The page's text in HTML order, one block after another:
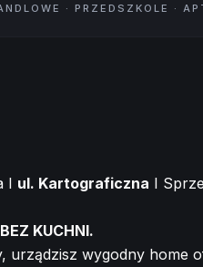
· PRZEDSZKOLE ·
I ul. Kartograficzna I
KUCHNI.
urządzisz wygodny home